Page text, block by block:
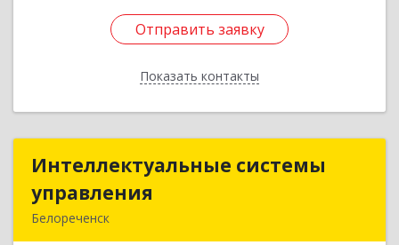
Отправить заявку
Показать контакты
Отправить заявку
Назад
Интеллектуальные системы
управления
Белореченск
Интеллектуальные системы